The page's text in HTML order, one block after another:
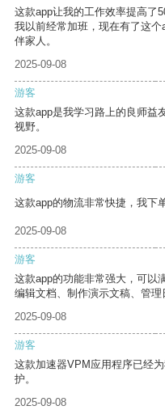
这款app让我的工作效率提高了
我以前经常加班，现在有了这
伴家人。
2025-09-08
游客
这款app是我学习路上的良师益
视野。
2025-09-08
游客
这款app的物流非常快捷，我下
2025-09-08
游客
这款app的功能非常强大，可以
编辑文档、制作演示文稿、管理
2025-09-08
游客
这款加速器VPM应用程序已经
护。
2025-09-08